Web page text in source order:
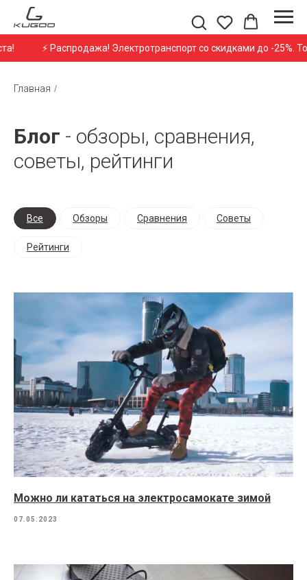
Электротранспорт со скидками до -25%. Только до 15
Главная /
Блог - обзоры, сравнения,
советы, рейтинги
Все Обзоры Сравнения Советы
Рейтинги
Можно ли кататься на электросамокате зимой
07.05.2023